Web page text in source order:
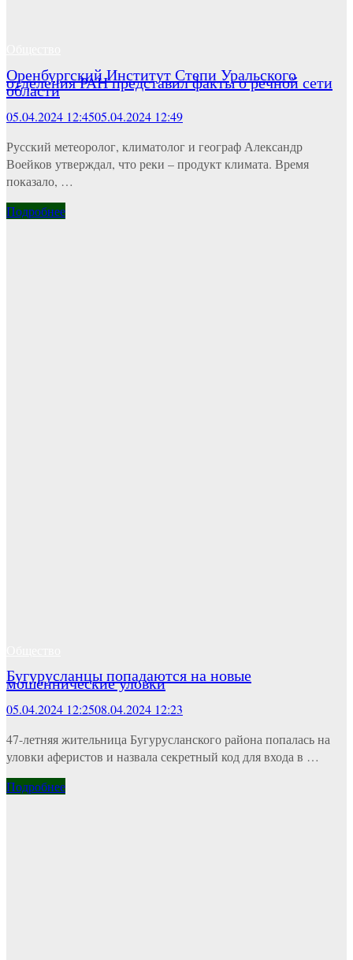
Оренбургский Институт Степи Уральского
отделения РАН представил факты о речной сети
области
05.04.2024 12:4505.04.2024 12:49
Русский метеоролог, климатолог и географ Александр
Воейков утверждал, что реки – продукт климата. Время
показало, …
Подробнее
Бугурусланцы попадаются на новые
мошеннические уловки
05.04.2024 12:2508.04.2024 12:23
47-летняя жительница Бугурусланского района попалась на
уловки аферистов и назвала секретный код для входа в …
Подробнее